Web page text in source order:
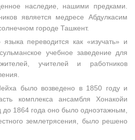
наследие, нашими предками.
является медресе Абдулкасим
городе Ташкент.
переводится как «изучать» и
учебное заведение для
учителей и работников
было возведено в 1850 году и
комплекса ансамбля Хонакойи
1864 года оно было одноэтажным,
землетрясения, было решено